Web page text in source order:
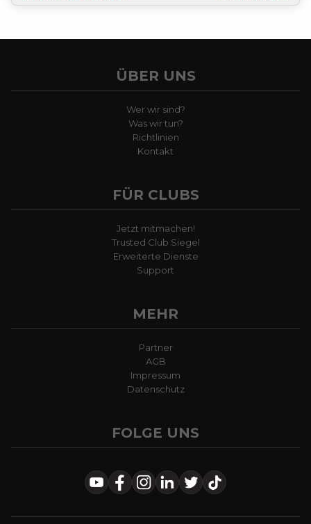
ÜBER UNS
Wer wir sind?
Was wir tun?
Richtlinien
Kontakt
FÜR CLUBS
Jetzt mitmachen!
Trusted Club Siegel
Erweiterte Dienste
Support
MEHR
Partner
AGB
Impressum
Datenschutz
FOLGE UNS